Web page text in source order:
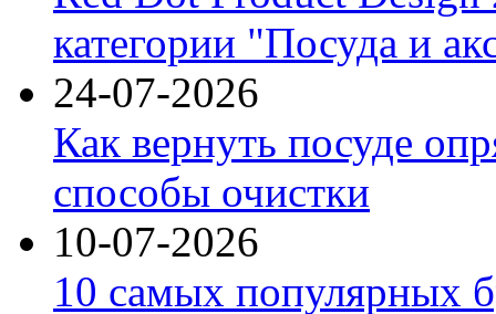
категории "Посуда и
24-07-2026
Как вернуть посуде
способы очистки
10-07-2026
10 самых популярных